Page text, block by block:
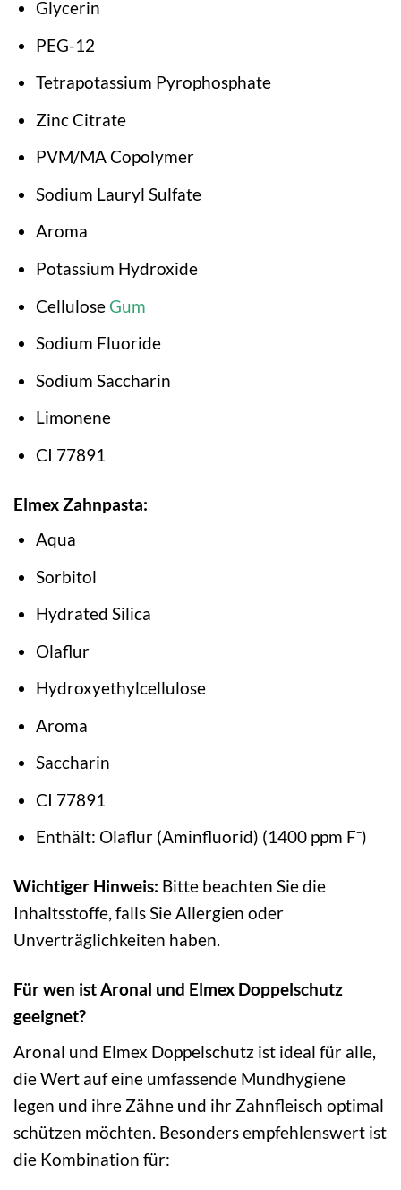
Glycerin
PEG-12
Tetrapotassium Pyrophosphate
Zinc Citrate
PVM/MA Copolymer
Sodium Lauryl Sulfate
Aroma
Potassium Hydroxide
Cellulose Gum
Sodium Fluoride
Sodium Saccharin
Limonene
CI 77891
Elmex Zahnpasta:
Aqua
Sorbitol
Hydrated Silica
Olaflur
Hydroxyethylcellulose
Aroma
Saccharin
CI 77891
Enthält: Olaflur (Aminfluorid) (1400 ppm F⁻)
Wichtiger Hinweis: Bitte beachten Sie die
Inhaltsstoffe, falls Sie Allergien oder
Unverträglichkeiten haben.
Für wen ist Aronal und Elmex Doppelschutz
geeignet?
Aronal und Elmex Doppelschutz ist ideal für alle,
die Wert auf eine umfassende Mundhygiene
legen und ihre Zähne und ihr Zahnfleisch optimal
schützen möchten. Besonders empfehlenswert ist
die Kombination für: